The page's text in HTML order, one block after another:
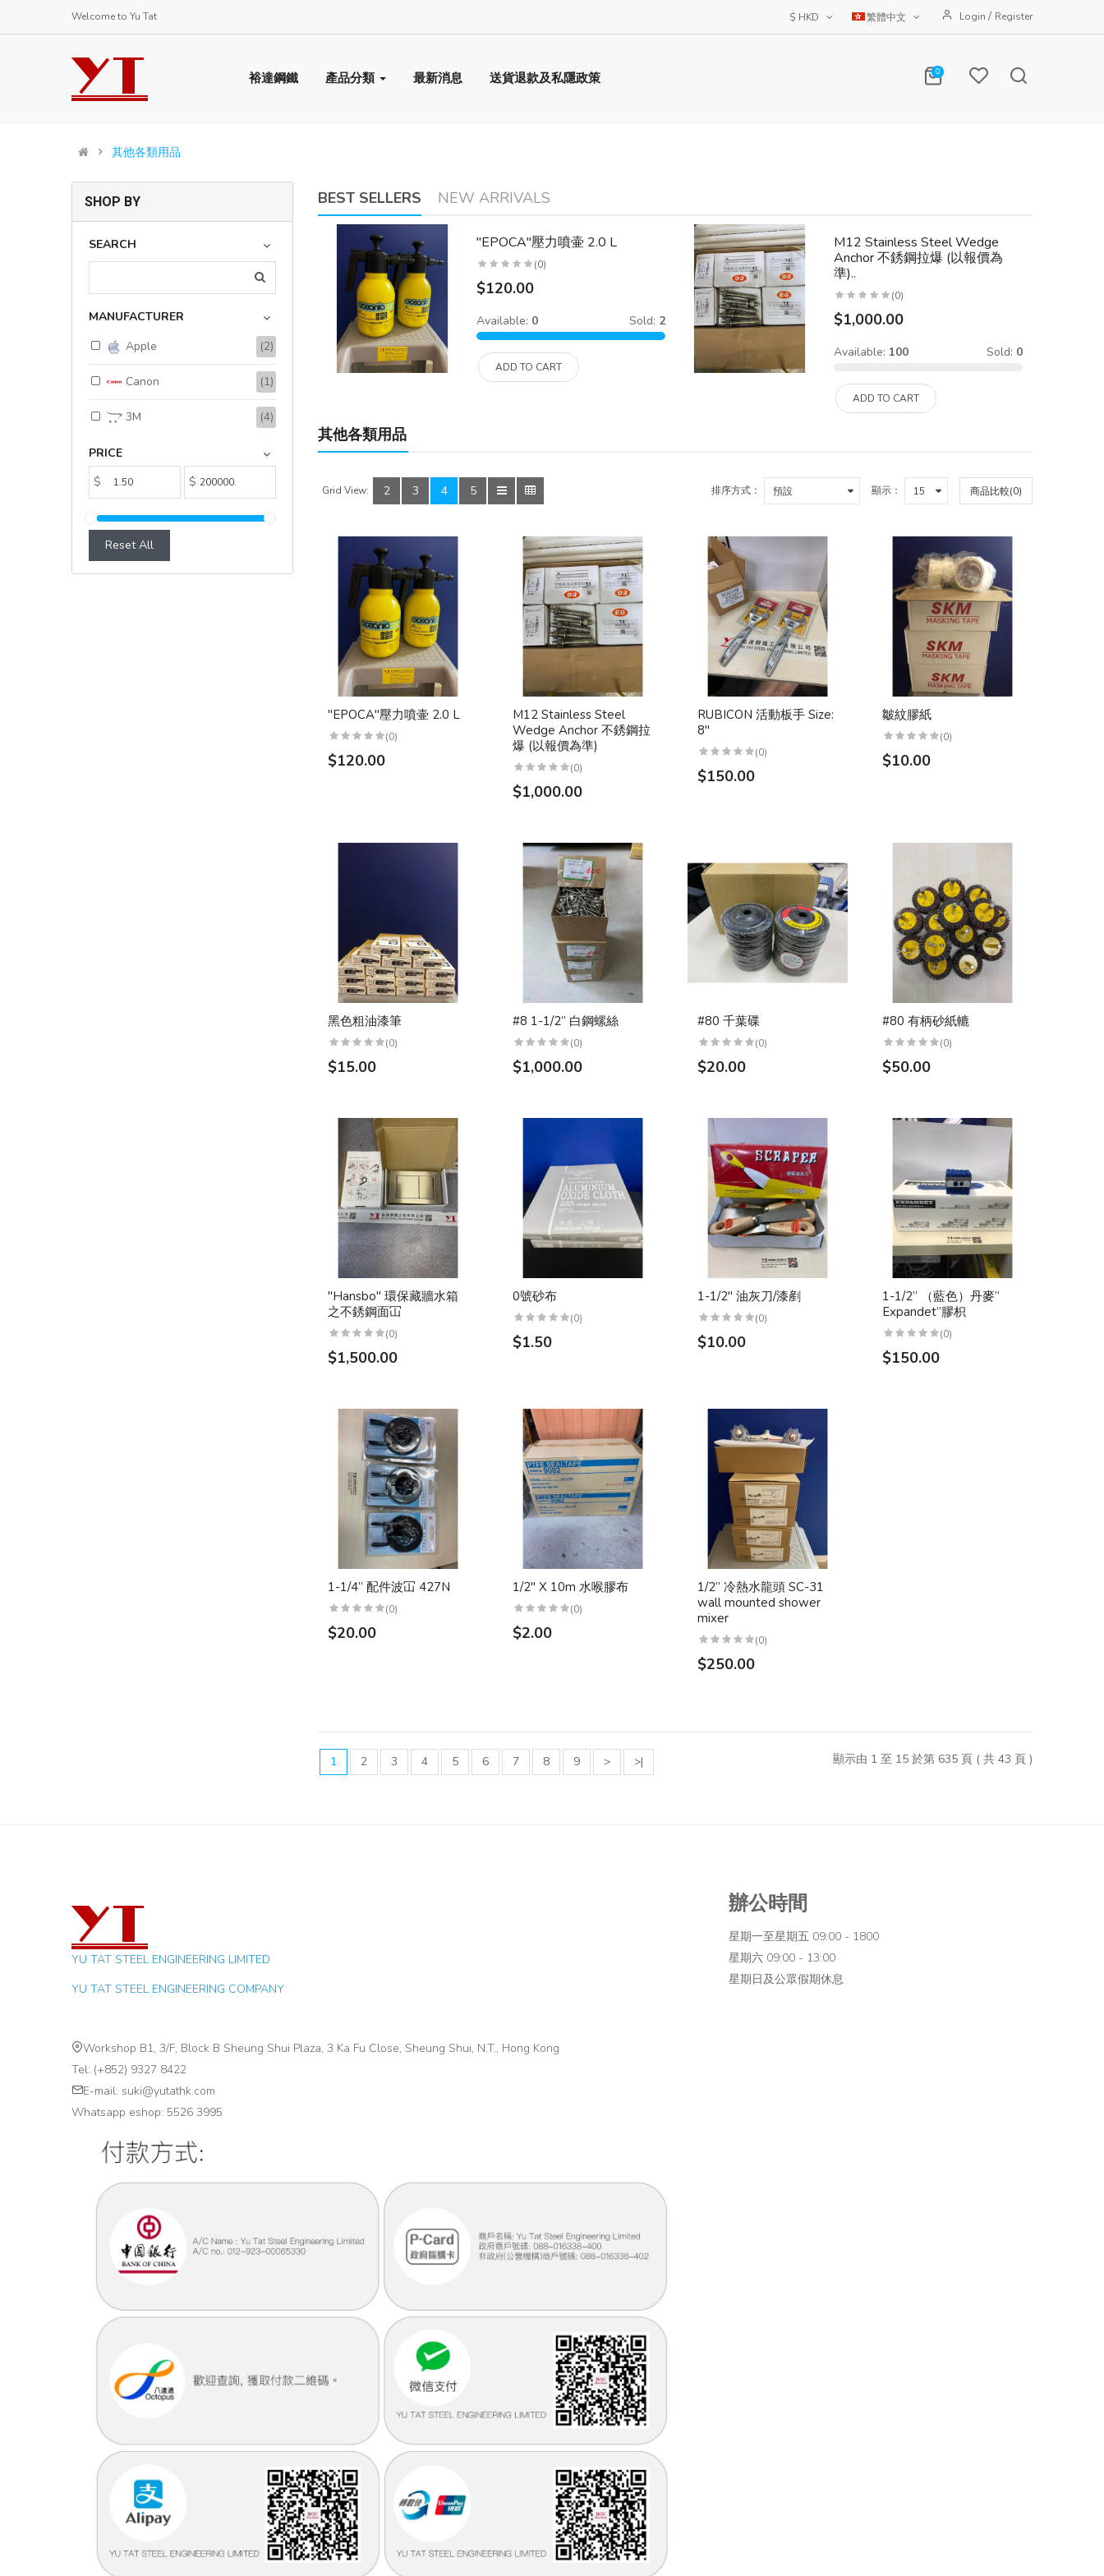
Welcome to Yu Tat Login / Register
繁體中文
裕達鋼鐵 產品分類 最新消息 送貨退款及私隱政策 0
其他各類用品
SHOP BY
SEARCH
MANUFACTURER
Apple
(2)
Canon (1)
3M (4)
PRICE
$
$
Reset All
BEST SELLERS NEW ARRIVALS
#8 1-1/2” 白鋼螺絲
(0)
Available:12
"EPOCA"壓力噴壷 2.0 L
(0)
$120.00
Available: 0 Sold: 2
ADD TO CART
M12 Stainless Steel Wedge
Anchor 不銹鋼拉爆 (以報價為
準)..
(0)
$1,000.00
Available: 100 Sold: 0
ADD TO CART
其他各類用品
Grid View: 2 3 4 5 排序方式： 顯示： 商品比較(0)
"EPOCA"壓力噴壷 2.0 L
(0)
$120.00
M12 Stainless Steel
Wedge Anchor 不銹鋼拉
爆 (以報價為準)
(0)
$1,000.00
RUBICON 活動板手 Size:
8"
(0)
$150.00
皺紋膠紙
(0)
$10.00
黑色粗油漆筆
(0)
$15.00
#8 1-1/2” 白鋼螺絲
(0)
$1,000.00
#80 千葉碟
(0)
$20.00
#80 有柄砂紙轆
(0)
$50.00
"Hansbo" 環保藏牆水箱
之不銹鋼面冚
(0)
$1,500.00
0號砂布
(0)
$1.50
1-1/2" 油灰刀/漆剷
(0)
$10.00
1-1/2” （藍色）丹麥”
Expandet”膠枳
(0)
$150.00
1-1/4” 配件波冚 427N
(0)
$20.00
1/2" X 10m 水喉膠布
(0)
$2.00
1/2” 冷熱水龍頭 SC-31
wall mounted shower
mixer
(0)
$250.00
1 2 3 4 5 6 7 8 9 > >| 顯示由 1 至 15 於第 635 頁 ( 共 43 頁 )
YU TAT STEEL ENGINEERING LIMITED
YU TAT STEEL ENGINEERING COMPANY
Workshop B1, 3/F, Block B Sheung Shui Plaza, 3 Ka Fu Close, Sheung Shui, N.T., Hong Kong
Tel: (+852) 9327 8422
E-mail: suki@yutathk.com
Whatsapp eshop: 5526 3995
辦公時間
星期一至星期五 09:00 - 1800
星期六 09:00 - 13:00
星期日及公眾假期休息